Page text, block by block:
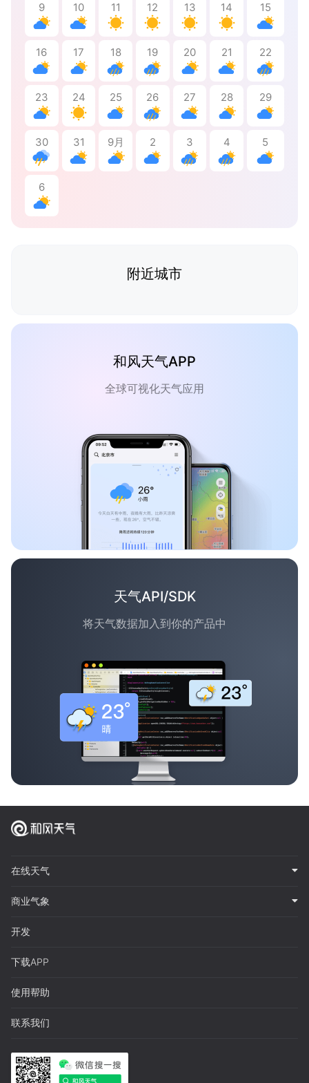
9 10 11 12 13 14 15
16 17 18 19 20 21 22
23 24 25 26 27 28 29
30 31 9月 2 3 4 5
6
附近城市
和风天气APP
全球可视化天气应用
天气API/SDK
将天气数据加入到你的产品中
在线天气
商业气象
开发
下载APP
使用帮助
联系我们